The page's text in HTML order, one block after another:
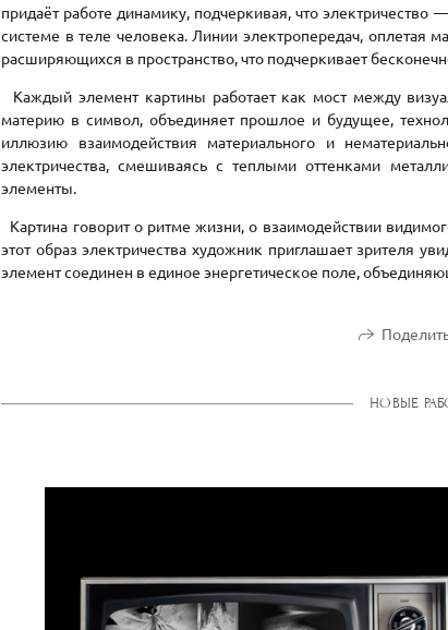
придаёт работе динамику, подчеркивая, что
системе в теле человека. Линии электропередач, оплетая
расширяющихся в пространство, что подчеркивает
Каждый элемент картины работает как мост между
материю в символ, объединяет прошлое и будущее,
иллюзию взаимодействия материального и
электричества, смешиваясь с теплыми оттенками
элементы.
Картина говорит о ритме жизни, о взаимодействии
этот образ электричества художник приглашает зрителя
элемент соединен в единое энергетическое поле,
НОВЫЕ